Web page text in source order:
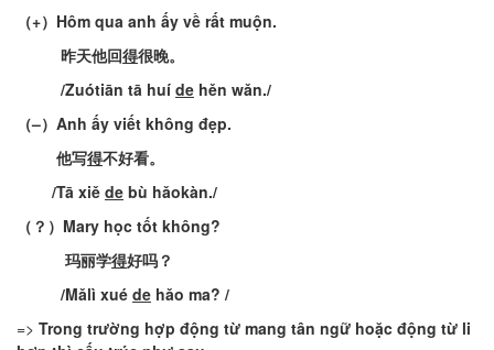
（+） Hôm qua anh ấy về rất muộn.
昨天他回得很晚。
/Zuótiān tā huí de hěn wǎn./
（–） Anh ấy viết không đẹp.
他写得不好看。
/Tā xiě de bù hǎokàn./
（？） Mary học tốt không?
玛丽学得好吗？
/Mǎlì xué de hǎo ma? /
=> Trong trường hợp động từ mang tân ngữ hoặc động từ li